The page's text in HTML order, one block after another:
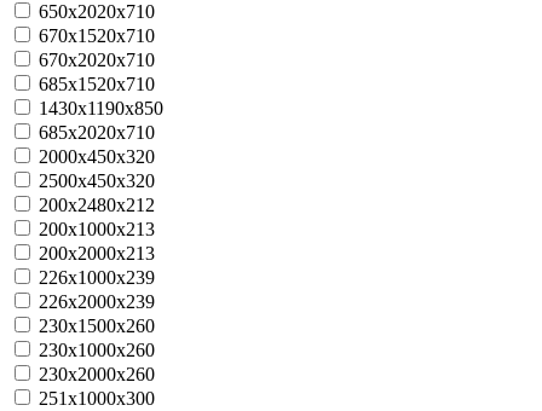
650х2020х710
670х1520х710
670х2020х710
685х1520х710
1430х1190х850
685х2020х710
2000х450х320
2500х450х320
200х2480х212
200х1000х213
200х2000х213
226х1000х239
226х2000х239
230х1500х260
230х1000х260
230х2000х260
251х1000х300